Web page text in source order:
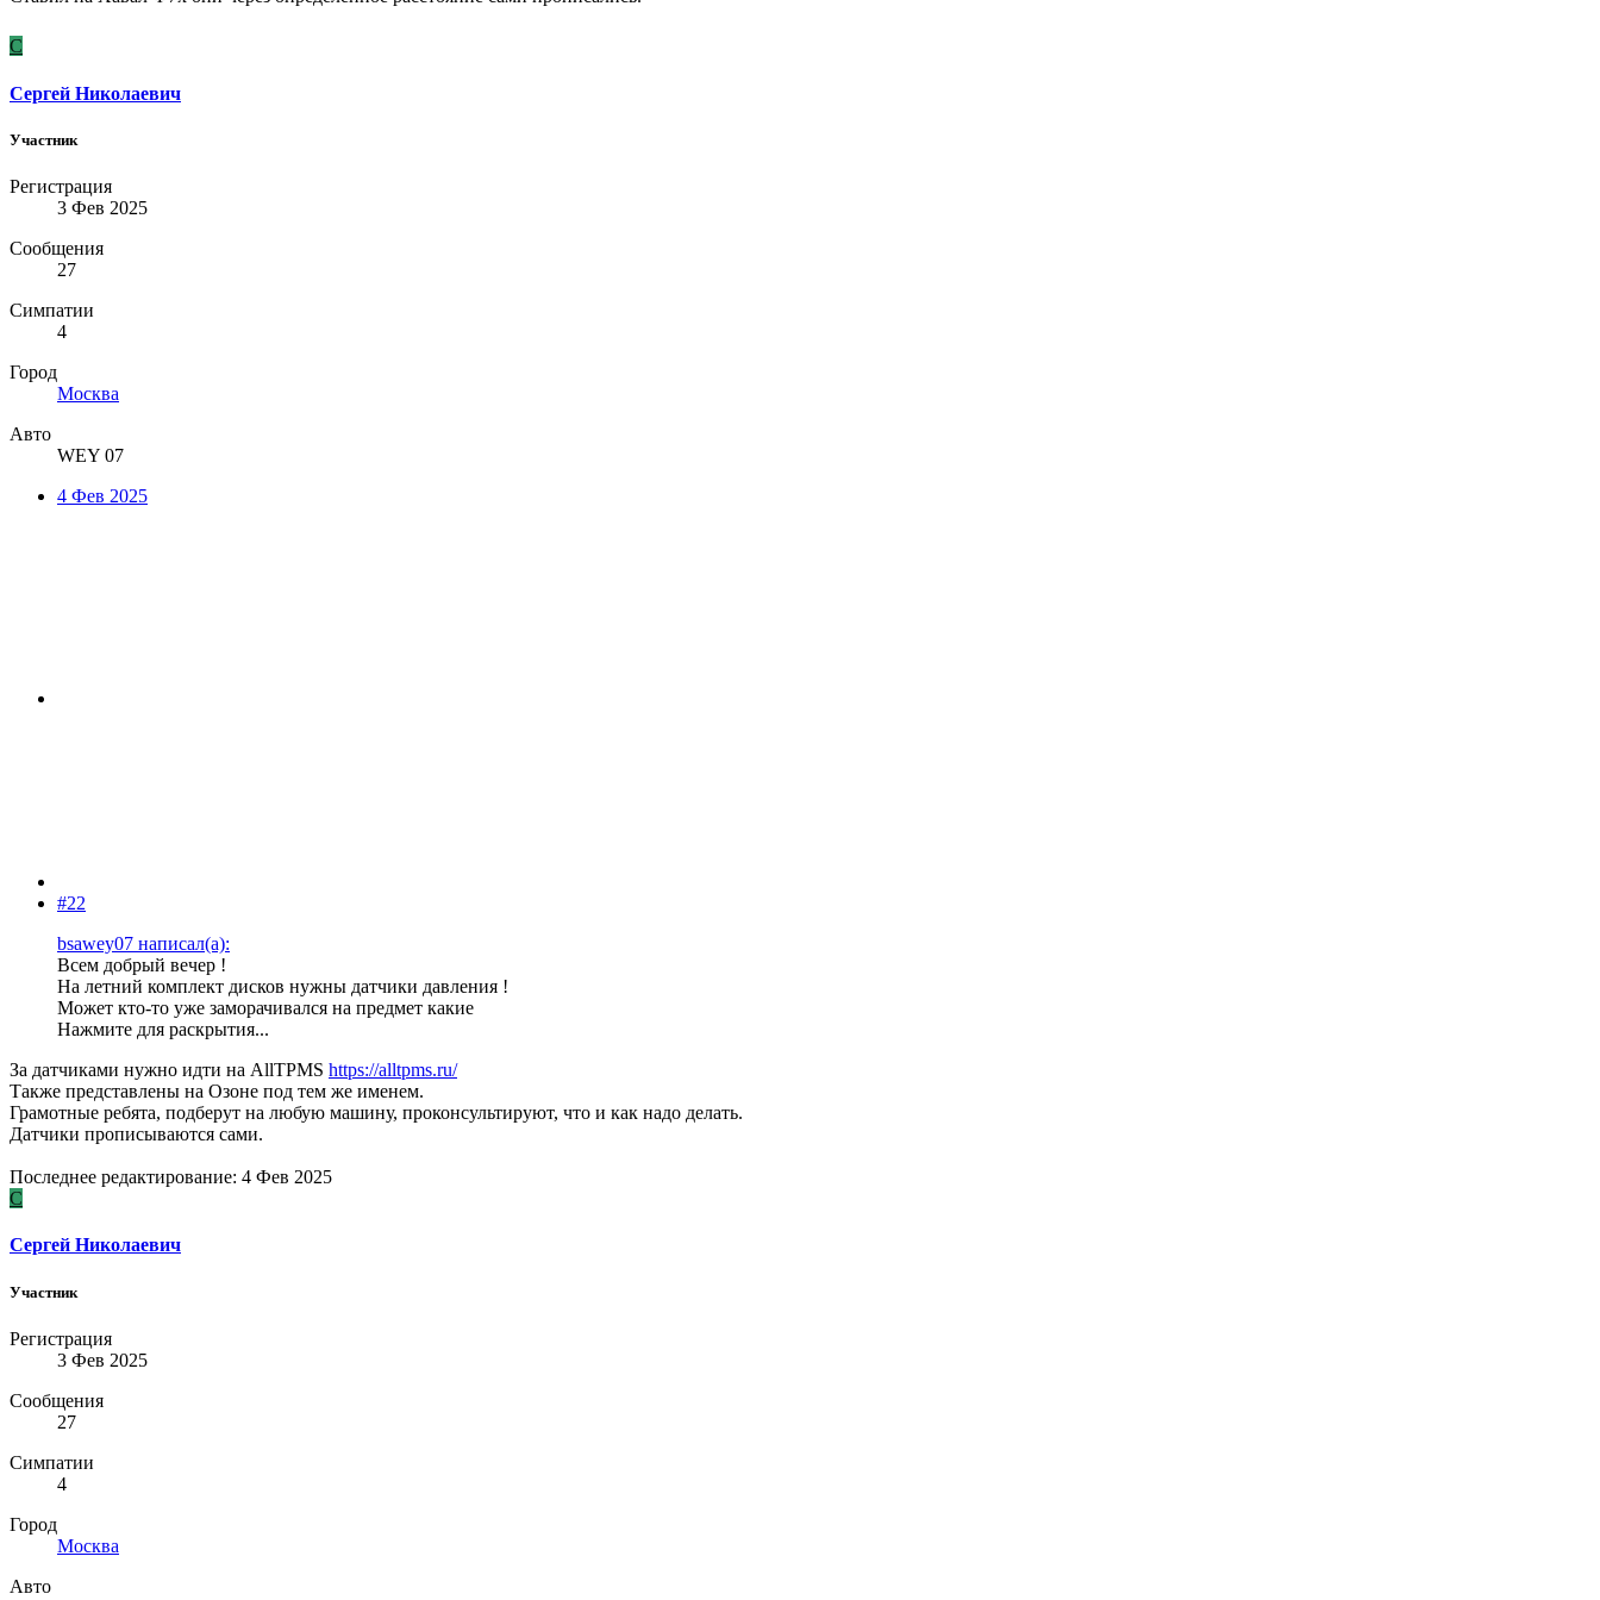
С
Сергей Николаевич
Участник
Регистрация
3 Фев 2025
Сообщения
27
Симпатии
4
Город
Москва
Авто
WEY 07
4 Фев 2025
#22
bsawey07 написал(а):
Всем добрый вечер !
На летний комплект дисков нужны датчики давления !
Может кто-то уже заморачивался на предмет какие
Нажмите для раскрытия...
За датчиками нужно идти на AllTPMS https://alltpms.ru/
Также представлены на Озоне под тем же именем.
Грамотные ребята, подберут на любую машину, проконсультируют, что и как надо делать.
Датчики прописываются сами.
Последнее редактирование: 4 Фев 2025
С
Сергей Николаевич
Участник
Регистрация
3 Фев 2025
Сообщения
27
Симпатии
4
Город
Москва
Авто